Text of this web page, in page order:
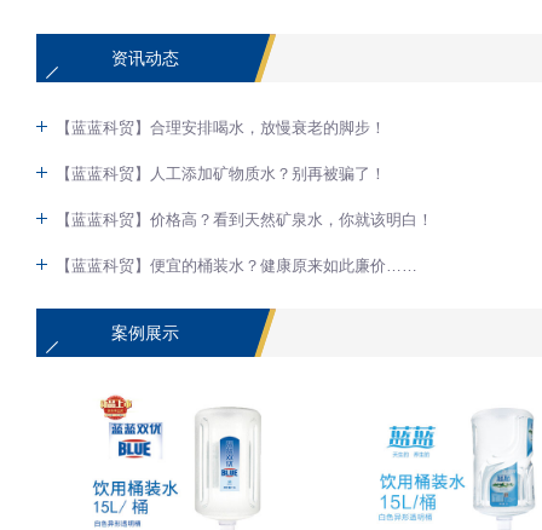
资讯动态
【蓝蓝科贸】合理安排喝水，放慢衰老的脚步！
【蓝蓝科贸】人工添加矿物质水？别再被骗了！
【蓝蓝科贸】价格高？看到天然矿泉水，你就该明白！
【蓝蓝科贸】便宜的桶装水？健康原来如此廉价……
案例展示